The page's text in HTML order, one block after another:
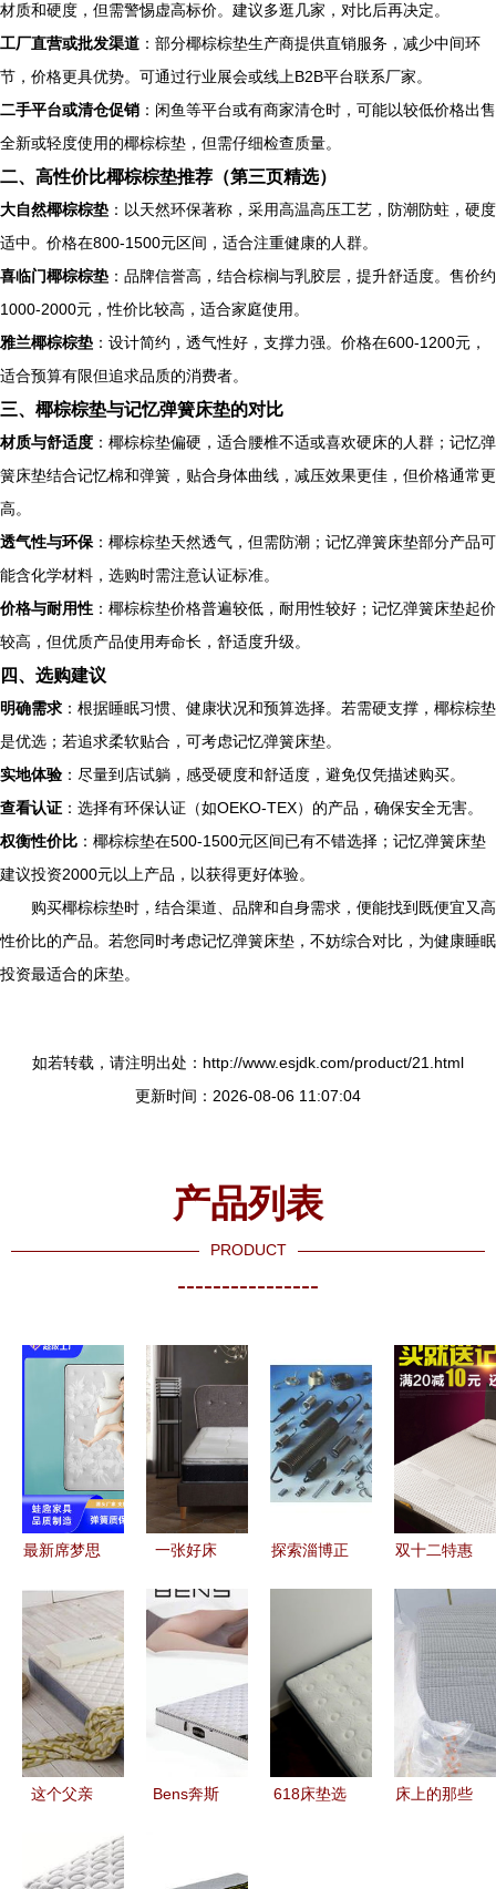
材质和硬度，但需警惕虚高标价。建议多逛几家，对比后再决定。
工厂直营或批发渠道 ：部分椰棕棕垫生产商提供直销服务，减少中间环
节，价格更具优势。可通过行业展会或线上B2B平台联系厂家。
二手平台或清仓促销 ：闲鱼等平台或有商家清仓时，可能以较低价格出售
全新或轻度使用的椰棕棕垫，但需仔细检查质量。
二、高性价比椰棕棕垫推荐（第三页精选）
大自然椰棕棕垫 ：以天然环保著称，采用高温高压工艺，防潮防蛀，硬度
适中。价格在800-1500元区间，适合注重健康的人群。
喜临门椰棕棕垫 ：品牌信誉高，结合棕榈与乳胶层，提升舒适度。售价约
1000-2000元，性价比较高，适合家庭使用。
雅兰椰棕棕垫 ：设计简约，透气性好，支撑力强。价格在600-1200元，
适合预算有限但追求品质的消费者。
三、椰棕棕垫与记忆弹簧床垫的对比
材质与舒适度 ：椰棕棕垫偏硬，适合腰椎不适或喜欢硬床的人群；记忆弹
簧床垫结合记忆棉和弹簧，贴合身体曲线，减压效果更佳，但价格通常更
高。
透气性与环保 ：椰棕棕垫天然透气，但需防潮；记忆弹簧床垫部分产品可
能含化学材料，选购时需注意认证标准。
价格与耐用性 ：椰棕棕垫价格普遍较低，耐用性较好；记忆弹簧床垫起价
较高，但优质产品使用寿命长，舒适度升级。
四、选购建议
明确需求 ：根据睡眠习惯、健康状况和预算选择。若需硬支撑，椰棕棕垫
是优选；若追求柔软贴合，可考虑记忆弹簧床垫。
实地体验 ：尽量到店试躺，感受硬度和舒适度，避免仅凭描述购买。
查看认证 ：选择有环保认证（如OEKO-TEX）的产品，确保安全无害。
权衡性价比 ：椰棕棕垫在500-1500元区间已有不错选择；记忆弹簧床垫
建议投资2000元以上产品，以获得更好体验。
购买椰棕棕垫时，结合渠道、品牌和自身需求，便能找到既便宜又高
性价比的产品。若您同时考虑记忆弹簧床垫，不妨综合对比，为健康睡眠
投资最适合的床垫。
如若转载，请注明出处：http://www.esjdk.com/product/21.html
更新时间：2026-08-06 11:07:04
产品列表
PRODUCT
----------------
最新席梦思
览——记忆
弹簧床垫的
价格与选购
分析
一张好床
备这些基本
素养
探索淄博正
精品店的专
业之选与记
忆弹簧床垫
的性价比
双十二特惠
3E记忆弹
簧床垫
12CM，舒
适与实用兼
这个父亲
实力宠爸
Bens奔斯
618床垫选
床上的那些